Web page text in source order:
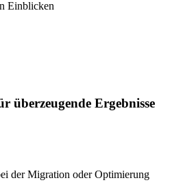
Einblicken
überzeugende Ergebnisse
der Migration oder Optimierung